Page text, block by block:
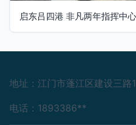
启东吕四港 非凡两年指挥中
地址：江门市蓬江区建设三路
电话：1893386**